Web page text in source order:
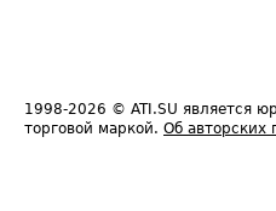
1998-2026 © ATI.SU является
торговой маркой. Об авторских